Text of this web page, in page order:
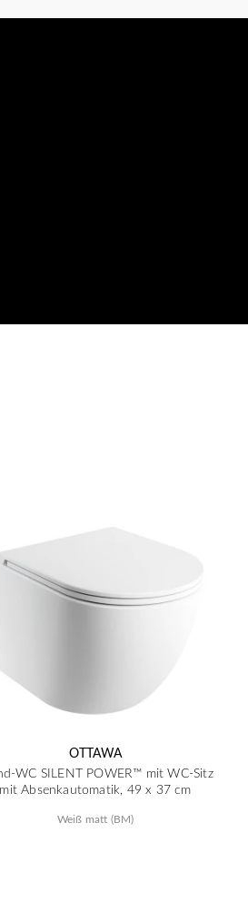
OTTAWA
WC SILENT POWER™ mit WC-Sitz
mit Absenkautomatik, 49 x 37 cm
Weiß matt (BM)